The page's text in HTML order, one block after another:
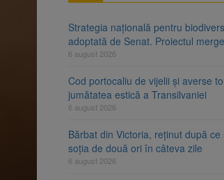
Strategia națională pentru
adoptată de Senat. Proiectul
6 august 2026
Cod portocaliu de vijelii și averse
jumătatea estică a Transilvaniei
6 august 2026
Bărbat din Victoria, reținut după
soția de două ori în câteva zile
6 august 2026